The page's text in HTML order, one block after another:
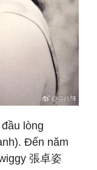
lòng
Đến năm
張卓姿